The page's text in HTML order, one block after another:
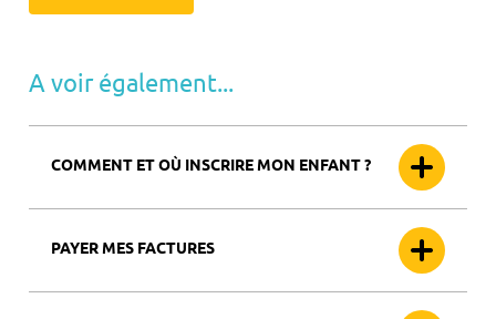
A voir également...
COMMENT ET OÙ INSCRIRE MON ENFANT ?
PAYER MES FACTURES